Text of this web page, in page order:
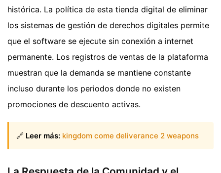
histórica. La política de esta tienda digital de eliminar
los sistemas de gestión de derechos digitales permite
que el software se ejecute sin conexión a internet
permanente. Los registros de ventas de la plataforma
muestran que la demanda se mantiene constante
incluso durante los periodos donde no existen
promociones de descuento activas.
🔗 Leer más: kingdom come deliverance 2 weapons